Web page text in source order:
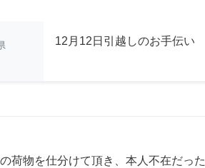
12月12日引越しのお手伝い
荷物を仕分けて頂き、本人不在だった